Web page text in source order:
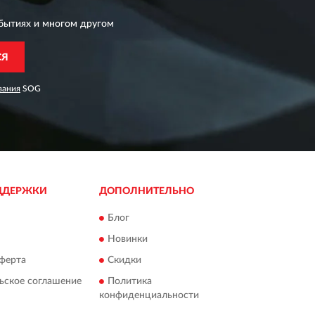
и многом другом
SOG
соглашение
ДОПОЛНИТЕЛЬНО
Блог
Новинки
Скидки
Политика
конфиденциальности